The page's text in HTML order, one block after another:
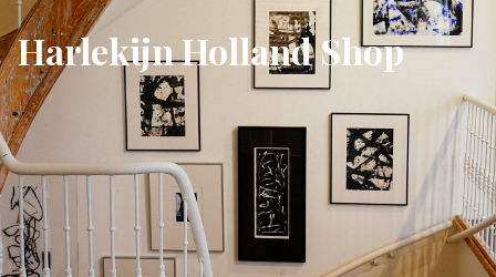
Harlekijn Holland Shop